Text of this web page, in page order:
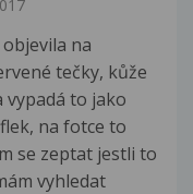
na
tečky, kůže
to jako
na fotce to
se zeptat jestli to
vyhledat